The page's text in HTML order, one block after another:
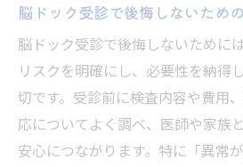
脳ドック受診で後悔しないため
脳ドック受診で後悔しないために
リスクを明確にし、必要性を納得
切です。受診前に検査内容や費用
応についてよく調べ、医師や家族
安心につながります。特に「異常